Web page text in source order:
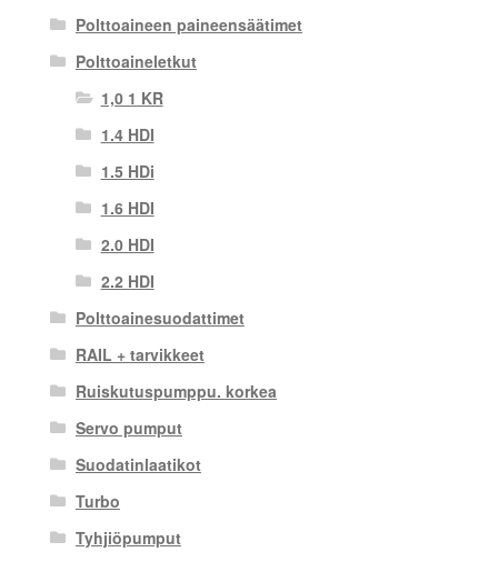
Polttoaineen paineensäätimet
Polttoaineletkut
1,0 1 KR
1.4 HDI
1.5 HDi
1.6 HDI
2.0 HDI
2.2 HDI
Polttoainesuodattimet
RAIL + tarvikkeet
Ruiskutuspumppu. korkea
Servo pumput
Suodatinlaatikot
Turbo
Tyhjiöpumput